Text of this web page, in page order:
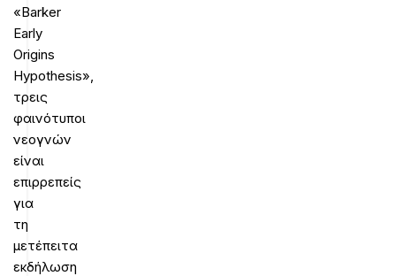
«Barker
Early
Origins
Hypothesis»,
τρεις
φαινότυποι
νεογνών
είναι
επιρρεπείς
για
τη
μετέπειτα
εκδήλωση